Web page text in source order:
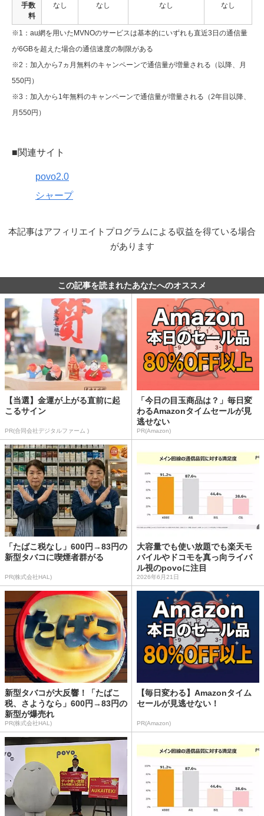
手数
料
なし なし なし なし
※1：au網を用いたMVNOのサービスは基本的にいずれも直近3日の通信量
が6GBを超えた場合の通信速度の制限がある
※2：加入から7ヵ月無料のキャンペーンで通信量が増量される（以降、月
550円）
※3：加入から1年無料のキャンペーンで通信量が増量される（2年目以降、
月550円）
■関連サイト
povo2.0
シャープ
本記事はアフィリエイトプログラムによる収益を得ている場合
があります
この記事を読まれたあなたへのオススメ
【当選】金運が上がる直前に起
こるサイン
PR(合同会社デジタルファーム )
「今日の目玉商品は？」毎日変
わるAmazonタイムセールが見
逃せない
PR(Amazon)
「たばこ税なし」600円→83円の
新型タバコに喫煙者群がる
PR(株式会社HAL)
大容量でも使い放題でも楽天モ
バイルやドコモを真っ向ライバ
ル視のpovoに注目
2026年6月21日
新型タバコが大反響！「たばこ
税、さようなら」600円→83円の
新型が爆売れ
PR(株式会社HAL)
【毎日変わる】Amazonタイム
セールが見逃せない！
PR(Amazon)